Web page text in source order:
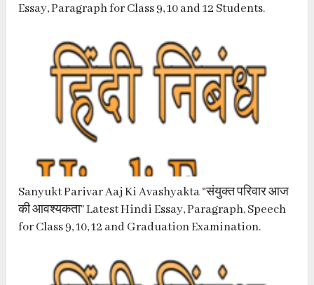
Essay, Paragraph for Class 9, 10 and 12 Students.
Sanyukt Parivar Aaj Ki Avashyakta “संयुक्त परिवार आज
की आवश्यकता” Latest Hindi Essay, Paragraph, Speech
for Class 9, 10, 12 and Graduation Examination.